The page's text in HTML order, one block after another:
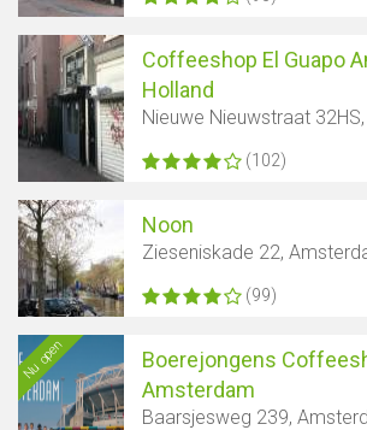
Coffeeshop El Guapo
Holland
Nieuwe Nieuwstraat
(102)
Noon
Zieseniskade 22,
(99)
Nu open
Boerejongens
Amsterdam
Baarsjesweg 239,